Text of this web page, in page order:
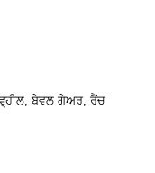
ਬੇਵਲ ਗੇਅਰ, ਰੈਂਚ